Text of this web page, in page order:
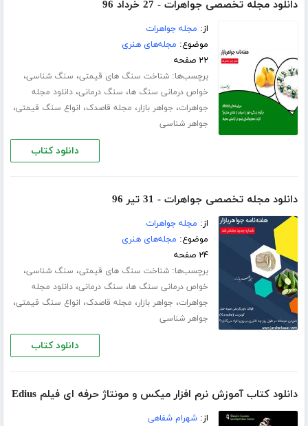
دانلود مجله تخصصی جواهرات - 27 خرداد 96
از: مجله جواهرات
موضوع: مجله‌های هنری
۲۲ صفحه
برچسب‌ها:شناخت سنگ های قیمتی، سنگ شناسی،
خواص درمانی سنگ ها، سنگ درمانی،دانلود مجله
جواهرات، جواهر بازار، مجله قاصدک، انواع سنگ قیمتی،
جواهر شناسی
دانلود کتاب
دانلود مجله تخصصی جواهرات - 31 تیر 96
از: مجله جواهرات
موضوع: مجله‌های هنری
۲۴ صفحه
برچسب‌ها:شناخت سنگ های قیمتی، سنگ شناسی،
خواص درمانی سنگ ها، سنگ درمانی،دانلود مجله
جواهرات، جواهر بازار، مجله قاصدک، انواع سنگ قیمتی،
جواهر شناسی
دانلود کتاب
دانلود کتاب آموزش نرم افزار میکس و مونتاژ حرفه ای فیلم Edius
از:شهرام شفاهی